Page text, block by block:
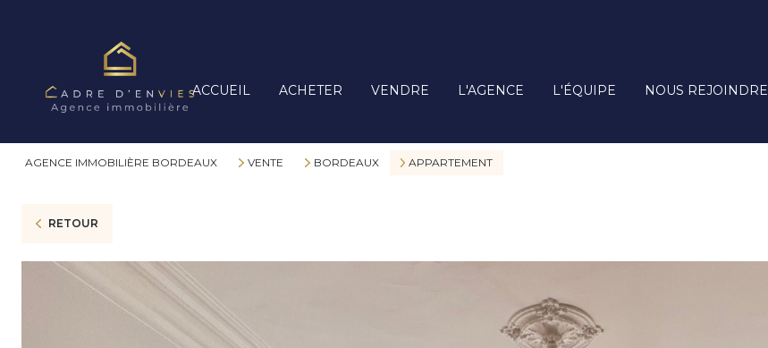
ACCUEIL ACHETER VENDRE L'AGENCE L'ÉQUIPE NOUS REJOINDRE
AGENCE IMMOBILIÈRE BORDEAUX VENTE BORDEAUX APPARTEMENT
RETOUR